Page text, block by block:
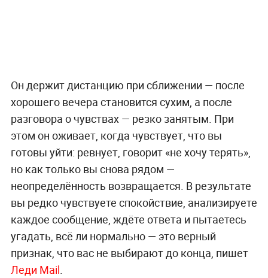
Он держит дистанцию при сближении — после
хорошего вечера становится сухим, а после
разговора о чувствах — резко занятым. При
этом он оживает, когда чувствует, что вы
готовы уйти: ревнует, говорит «не хочу терять»,
но как только вы снова рядом —
неопределённость возвращается. В результате
вы редко чувствуете спокойствие, анализируете
каждое сообщение, ждёте ответа и пытаетесь
угадать, всё ли нормально — это верный
признак, что вас не выбирают до конца, пишет
Леди Mail.